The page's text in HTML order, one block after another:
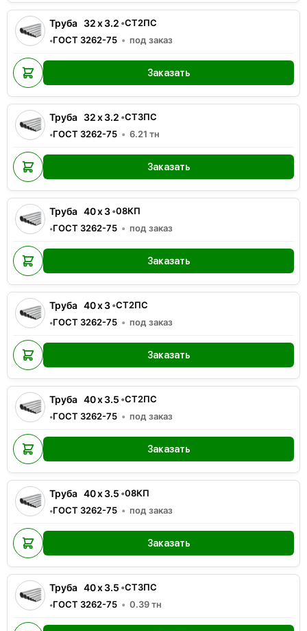
Труба 32x3.2 •СТ2ПС
•ГОСТ 3262-75 под заказ
Заказать
Труба 32x3.2 •СТ3ПС
•ГОСТ 3262-75 6.21 тн
Заказать
Труба 40x3•08КП
•ГОСТ 3262-75 под заказ
Заказать
Труба 40x3•СТ2ПС
•ГОСТ 3262-75 под заказ
Заказать
Труба 40x3.5 •СТ2ПС
•ГОСТ 3262-75 под заказ
Заказать
Труба 40x3.5 •08КП
•ГОСТ 3262-75 под заказ
Заказать
Труба 40x3.5 •СТ3ПС
•ГОСТ 3262-75 0.39тн